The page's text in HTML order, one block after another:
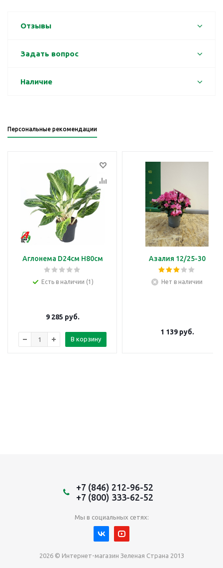
Отзывы
Задать вопрос
Наличие
Персональные рекомендации
Аглонема D24см H80см
Есть в наличии (1)
9 285 руб.
В корзину
Азалия 12/25-30
Нет в наличии
1 139руб.
+7 (846) 212-96-52
+7 (800) 333-62-52
Мы в социальных сетях:
2026 © Интернет-магазин Зеленая Страна 2013